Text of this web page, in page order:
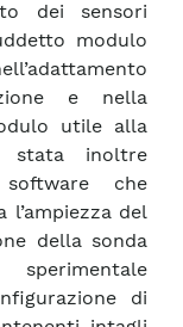
dei sensori
modulo
e nella
utile alla
stata inoltre
che
del
della sonda
di